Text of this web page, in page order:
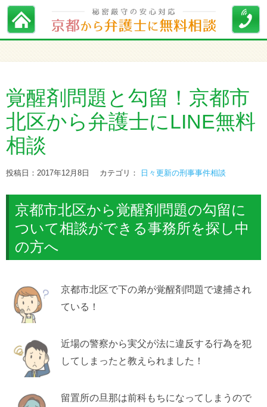
覚醒剤問題と勾留！京都市
北区から弁護士にLINE無料
相談
投稿日：2017年12月8日 カテゴリ： 日々更新の刑事事件相談
京都市北区から覚醒剤問題の勾留に
ついて相談ができる事務所を探し中
の方へ
京都市北区で下の弟が覚醒剤問題で逮捕され
ている！
近場の警察から実父が法に違反する行為を犯
してしまったと教えられました！
留置所の旦那は前科もちになってしまうので